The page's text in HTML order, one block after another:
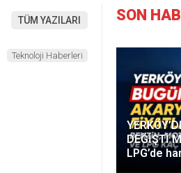
TÜM YAZILARI
Teknoloji Haberleri
SON
DEĞİŞTİ
LPG’de